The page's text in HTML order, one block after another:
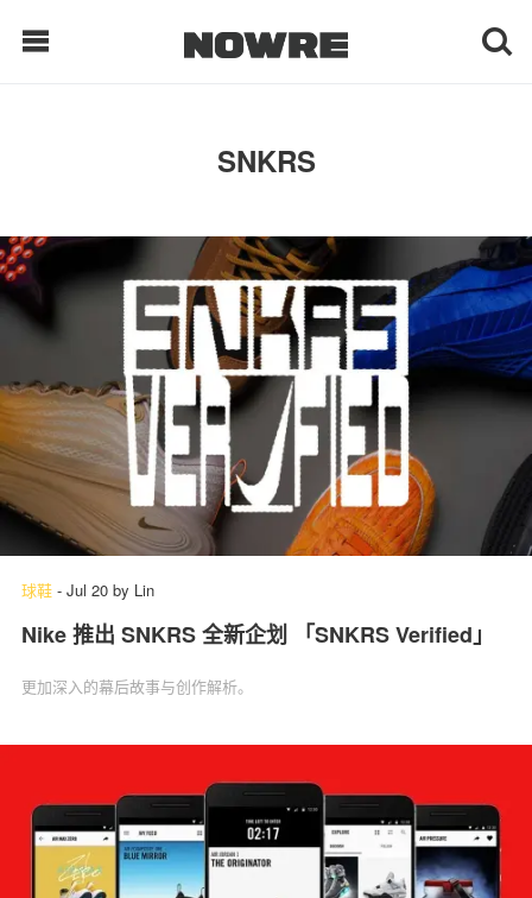
每日鲜榨
现客视点
每日栏目
时 尚
球 鞋
生 活
科 技
SNKRS
球鞋 - Jul 20 by Lin
Nike 推出 SNKRS 全新企划 「SNKRS Verified」
更加深入的幕后故事与创作解析。